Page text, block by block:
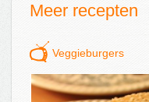
Meer recepten
Veggieburgers